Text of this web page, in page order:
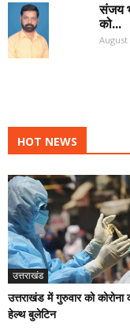
संजय
को...
August
HOT NEWS
उत्तराखंड
उत्तराखंड में गुरुवार को कोरोना
हेल्थ बुलेटिन